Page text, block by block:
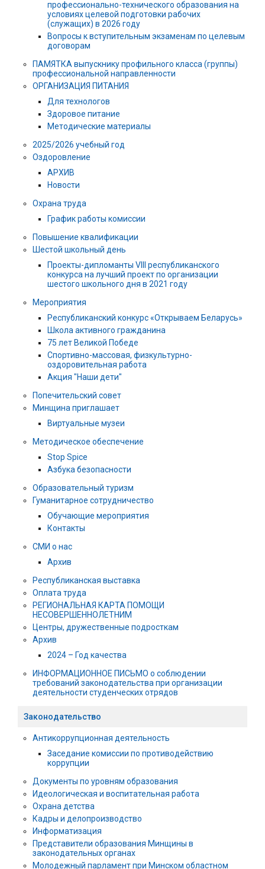
профессионально-технического образования на
условиях целевой подготовки рабочих
(служащих) в 2026 году
Вопросы к вступительным экзаменам по целевым
договорам
ПАМЯТКА выпускнику профильного класса (группы)
профессиональной направленности
ОРГАНИЗАЦИЯ ПИТАНИЯ
Для технологов
Здоровое питание
Методические материалы
2025/2026 учебный год
Оздоровление
АРХИВ
Новости
Охрана труда
График работы комиссии
Повышение квалификации
Шестой школьный день
Проекты-дипломанты VIII республиканского
конкурса на лучший проект по организации
шестого школьного дня в 2021 году
Мероприятия
Республиканский конкурс «Открываем Беларусь»
Школа активного гражданина
75 лет Великой Победе
Спортивно-массовая, физкультурно-
оздоровительная работа
Акция "Наши дети"
Попечительский совет
Минщина приглашает
Виртуальные музеи
Методическое обеспечение
Stop Spice
Азбука безопасности
Образовательный туризм
Гуманитарное сотрудничество
Обучающие мероприятия
Контакты
СМИ о нас
Архив
Республиканская выставка
Оплата труда
РЕГИОНАЛЬНАЯ КАРТА ПОМОЩИ
НЕСОВЕРШЕННОЛЕТНИМ
Центры, дружественные подросткам
Архив
2024 – Год качества
ИНФОРМАЦИОННОЕ ПИСЬМО о соблюдении
требований законодательства при организации
деятельности студенческих отрядов
Законодательство
Антикоррупционная деятельность
Заседание комиссии по противодействию
коррупции
Документы по уровням образования
Идеологическая и воспитательная работа
Охрана детства
Кадры и делопроизводство
Информатизация
Представители образования Минщины в
законодательных органах
Молодежный парламент при Минском областном